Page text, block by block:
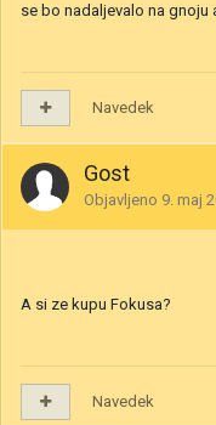
se bo nadaljevalo na gnoju
Navedek
Gost
Objavljeno 9. maj
A si ze kupu Fokusa?
Navedek